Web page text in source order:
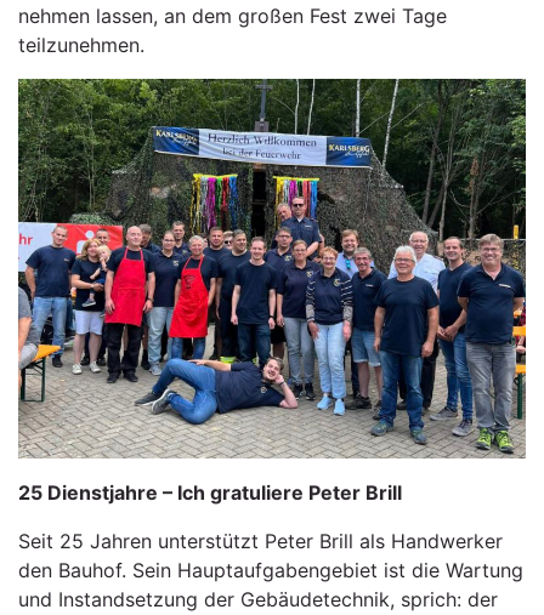
nehmen lassen, an dem großen Fest zwei Tage
teilzunehmen.
25 Dienstjahre – Ich gratuliere Peter Brill
Seit 25 Jahren unterstützt Peter Brill als Handwerker
den Bauhof. Sein Hauptaufgabengebiet ist die Wartung
und Instandsetzung der Gebäudetechnik, sprich: der